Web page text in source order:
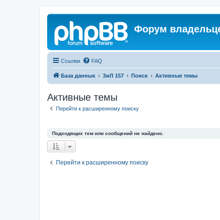
Форум
Ссылки FAQ
База данных ЗиЛ 157 Поиск Активные темы
Активные темы
Перейти к расширенному поиску
Подходящих тем или сообщений не найдено.
Перейти к расширенному поиску